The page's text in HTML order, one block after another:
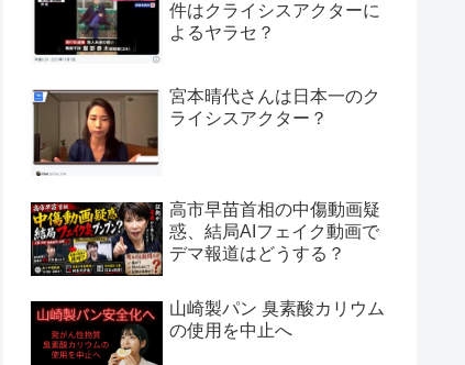
件はクライシスアクターに
よるヤラセ？
宮本晴代さんは日本一のク
ライシスアクター？
高市早苗首相の中傷動画疑
惑、結局AIフェイク動画で
デマ報道はどうする？
山崎製パン 臭素酸カリウム
の使用を中止へ